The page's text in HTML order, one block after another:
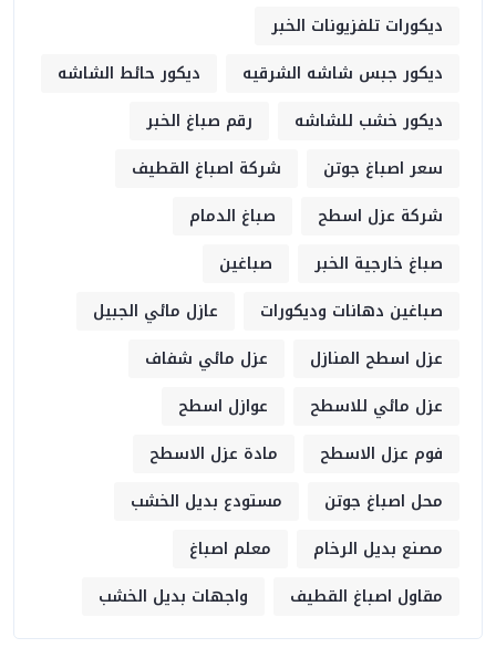
ديكورات تلفزيونات الخبر
ديكور جبس شاشه الشرقيه
ديكور حائط الشاشه
ديكور خشب للشاشه
رقم صباغ الخبر
سعر اصباغ جوتن
شركة اصباغ القطيف
شركة عزل اسطح
صباغ الدمام
صباغ خارجية الخبر
صباغين
صباغين دهانات وديكورات
عازل مائي الجبيل
عزل اسطح المنازل
عزل مائي شفاف
عزل مائي للاسطح
عوازل اسطح
فوم عزل الاسطح
مادة عزل الاسطح
محل اصباغ جوتن
مستودع بديل الخشب
مصنع بديل الرخام
معلم اصباغ
مقاول اصباغ القطيف
واجهات بديل الخشب